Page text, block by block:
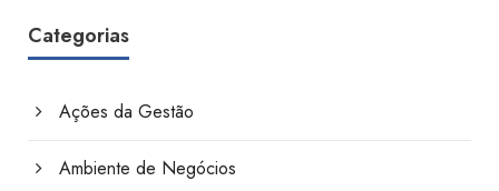
Categorias
Ações da Gestão
Ambiente de Negócios